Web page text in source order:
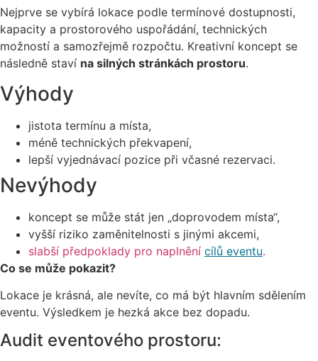
Nejprve se vybírá lokace podle termínové dostupnosti,
kapacity a prostorového uspořádání, technických
možností a samozřejmě rozpočtu. Kreativní koncept se
následně staví na silných stránkách prostoru.
Výhody
jistota termínu a místa,
méně technických překvapení,
lepší vyjednávací pozice při včasné rezervaci.
Nevýhody
koncept se může stát jen „doprovodem místa“,
vyšší riziko zaměnitelnosti s jinými akcemi,
slabší předpoklady pro naplnění cílů eventu.
Co se může pokazit?
Lokace je krásná, ale nevíte, co má být hlavním sdělením
eventu. Výsledkem je hezká akce bez dopadu.
Audit eventového prostoru: